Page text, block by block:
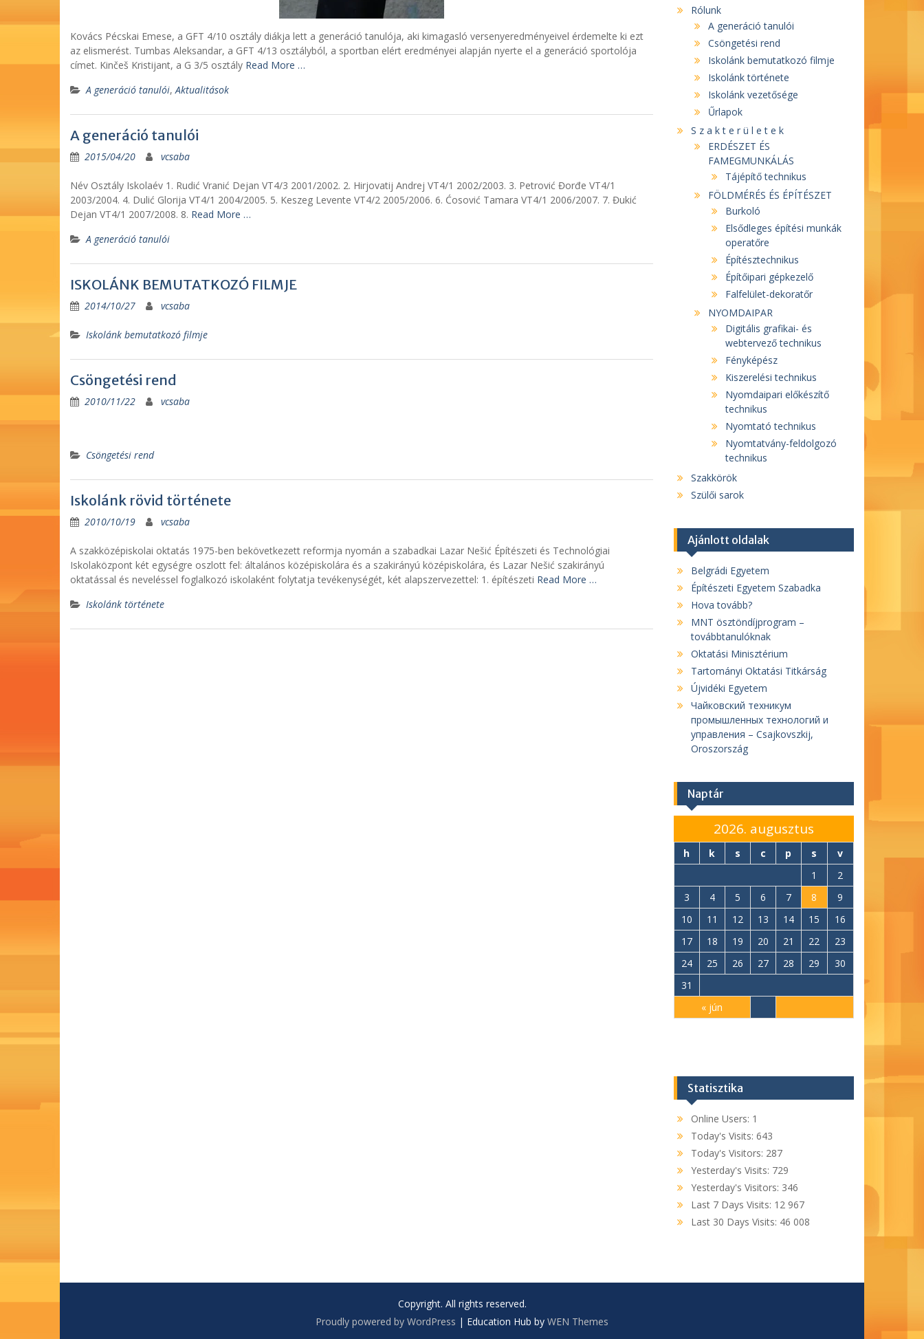
Kovács Pécskai Emese, a GFT 4/10 osztály diákja lett a generáció tanulója, aki kimagasló versenyeredményeivel érdemelte ki ezt
az elismerést. Tumbas Aleksandar, a GFT 4/13 osztályból, a sportban elért eredményei alapján nyerte el a generáció sportolója
címet. Kinčeš Kristijant, a G 3/5 osztály Read More …
A generáció tanulói,Aktualitások
A generáció tanulói
2015/04/20 vcsaba
Név Osztály Iskolaév 1. Rudić Vranić Dejan VT4/3 2001/2002. 2. Hirjovatij Andrej VT4/1 2002/2003. 3. Petrović Đorđe VT4/1
2003/2004. 4. Dulić Glorija VT4/1 2004/2005. 5. Keszeg Levente VT4/2 2005/2006. 6. Ćosović Tamara VT4/1 2006/2007. 7. Đukić
Dejan VT4/1 2007/2008. 8. Read More …
A generáció tanulói
ISKOLÁNK BEMUTATKOZÓ FILMJE
2014/10/27 vcsaba
Iskolánk bemutatkozó filmje
Csöngetési rend
2010/11/22 vcsaba
Csöngetési rend
Iskolánk rövid története
2010/10/19 vcsaba
A szakközépiskolai oktatás 1975-ben bekövetkezett reformja nyomán a szabadkai Lazar Nešić Építészeti és Technológiai
Iskolaközpont két egységre oszlott fel: általános középiskolára és a szakirányú középiskolára, és Lazar Nešić szakirányú
oktatással és neveléssel foglalkozó iskolaként folytatja tevékenységét, két alapszervezettel: 1. építészeti Read More …
Iskolánk története
Rólunk
A generáció tanulói
Csöngetési rend
Iskolánk bemutatkozó filmje
Iskolánk története
Iskolánk vezetősége
Űrlapok
S z a k t e r ü l e t e k
ERDÉSZET ÉS
FAMEGMUNKÁLÁS
Tájépítő technikus
FÖLDMÉRÉS ÉS ÉPÍTÉSZET
Burkoló
Elsődleges építési munkák
operatőre
Építésztechnikus
Építőipari gépkezelő
Falfelület-dekoratőr
NYOMDAIPAR
Digitális grafikai- és
webtervező technikus
Fényképész
Kiszerelési technikus
Nyomdaipari előkészítő
technikus
Nyomtató technikus
Nyomtatvány-feldolgozó
technikus
Szakkörök
Szülői sarok
Ajánlott oldalak
Belgrádi Egyetem
Építészeti Egyetem Szabadka
Hova tovább?
MNT ösztöndíjprogram –
továbbtanulóknak
Oktatási Minisztérium
Tartományi Oktatási Titkárság
Újvidéki Egyetem
Чайковский техникум
промышленных технологий и
управления – Csajkovszkij,
Oroszország
Naptár
2026. augusztus
h k s c p s v
« jún
1
2
3
4 5 6 7 8
9
10
11 12 13 14 15
16
17
18 19 20 21 22
23
24
25 26 27 28 29
30
31
Statisztika
Online Users: 1
Today's Visits: 643
Today's Visitors: 287
Yesterday's Visits: 729
Yesterday's Visitors: 346
Last 7 Days Visits: 12 967
Last 30 Days Visits: 46 008
Copyright. All rights reserved.
Proudly powered by WordPress | Education Hub by WEN Themes